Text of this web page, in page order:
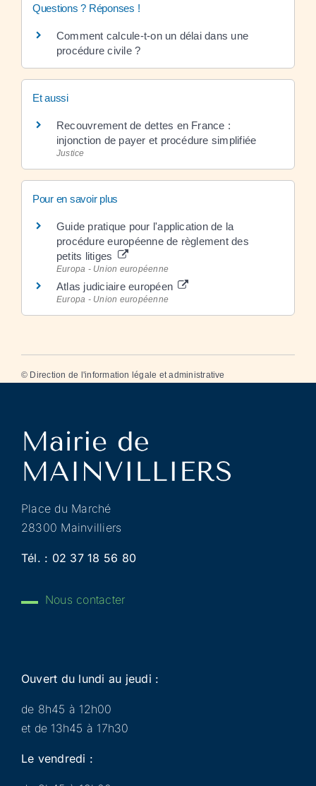
Questions ? Réponses !
Comment calcule-t-on un délai dans une
procédure civile ?
Et aussi
Recouvrement de dettes en France :
injonction de payer et procédure simplifiée
Justice
Pour en savoir plus
Guide pratique pour l'application de la
procédure européenne de règlement des
petits litiges
Europa - Union européenne
Atlas judiciaire européen
Europa - Union européenne
© Direction de l'information légale et administrative
Place du Marché
28300 Mainvilliers
Tél. : 02 37 18 56 80
Nous contacter
Ouvert du lundi au jeudi :
de 8h45 à 12h00
et de 13h45 à 17h30
Le vendredi :